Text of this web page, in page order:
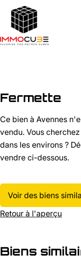
Aller au contenu
VENDU
Fermette
Ce bien à Avennes
vendu. Vous
dans les environs ?
vendre ci-dessous.
Voir des biens
Retour à l'aperçu
Biens